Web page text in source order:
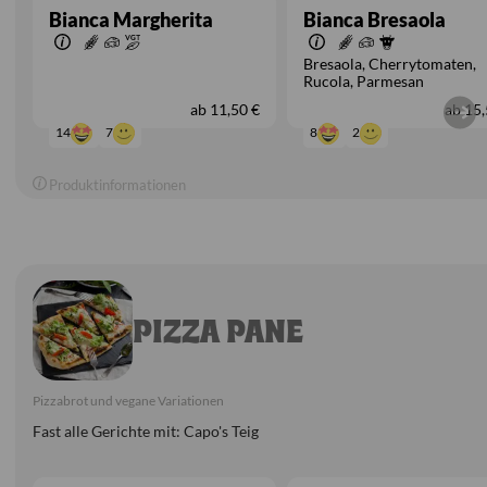
Bianca Margherita
ab 11,50 €
14 7
Bianca Bresaola
Bresaola Cherrytomaten
Rucola Parmesan
ab
8 2
Produktinformationen
PIZZA PANE
Pizzabrot und vegane Variationen
Fast alle Gerichte mit: Capo's Teig